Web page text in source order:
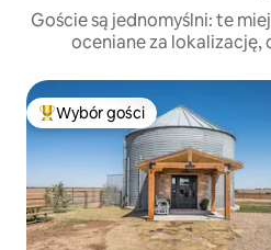
Goście są jednomyślni: te
oceniane za lokalizację,
Najpopularniejsze z kategorii
Wybór gości